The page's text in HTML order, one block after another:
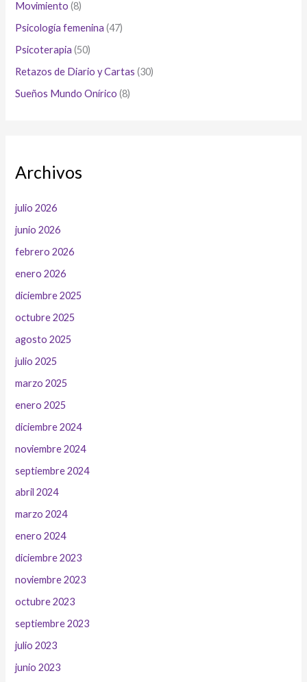
Movimiento (8)
Psicología femenina (47)
Psicoterapia (50)
Retazos de Diario y Cartas (30)
Sueños Mundo Onírico (8)
Archivos
julio 2026
junio 2026
febrero 2026
enero 2026
diciembre 2025
octubre 2025
agosto 2025
julio 2025
marzo 2025
enero 2025
diciembre 2024
noviembre 2024
septiembre 2024
abril 2024
marzo 2024
enero 2024
diciembre 2023
noviembre 2023
octubre 2023
septiembre 2023
julio 2023
junio 2023